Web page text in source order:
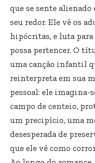
que se sente
seu redor. Ele vê os
hipócritas, e luta
possa pertencer. O
uma canção infantil
reinterpreta em sua
pessoal: ele imagina-
campo de centeio,
um precipício, uma
desesperada de
que ele vê como